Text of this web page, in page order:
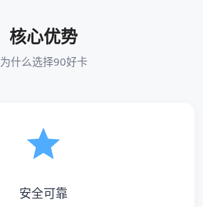
核心优势
为什么选择90好卡
安全可靠